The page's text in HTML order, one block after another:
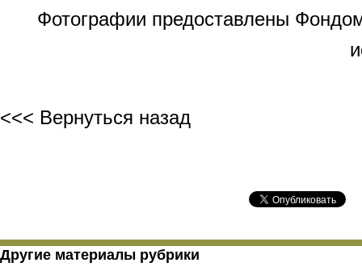
Фотографии предоставлены
<<< Вернуться назад
Другие материалы рубрики